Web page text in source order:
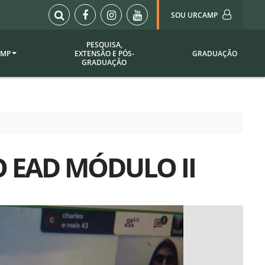
SOU URCAMP
Sou Urcamp (Portal)
Biblioteca
Plataforma Moodle
Setor de Registros
SOU I
Webdiário
Webmail
de
Institucional
PESQUISA,
EXTENSÃO E PÓS-
GRADUAÇÃO
GRADUAÇÃO
EAD MÓDULO II